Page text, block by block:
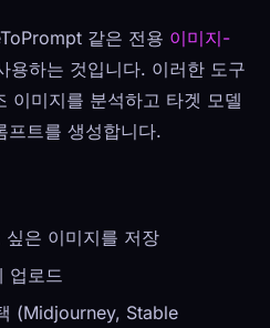
같은 전용 이미지-
용하는 것입니다. 이러한 도구
이미지를 분석하고 타겟 모델
프트를 생성합니다.
싶은 이미지를 저장
업로드
(Midjourney, Stable